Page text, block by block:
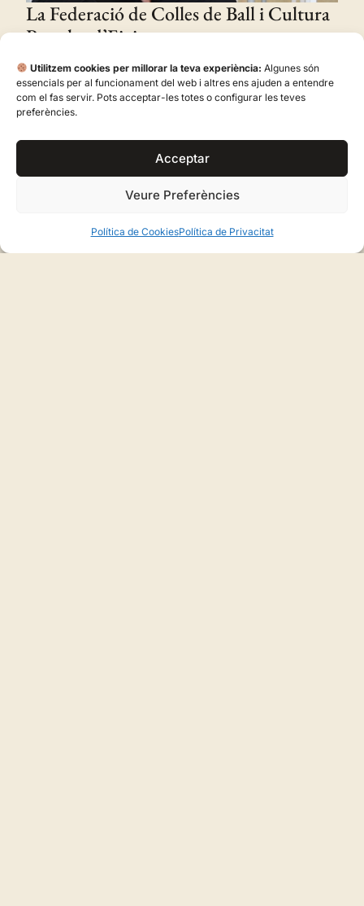
Utilitzem cookies per millorar la teva experiència: Algunes són
essencials per al funcionament del web i altres ens ajuden a entendre
com el fas servir. Pots acceptar-les totes o configurar les teves
preferències.
Acceptar
Veure Preferències
Política de CookiesPolítica de Privacitat
La Federació de Colles de Ball i Cultura
Popular d’Eivissa posa en marxa a
YouTube un gran repositori obert de
sonades tradicionals